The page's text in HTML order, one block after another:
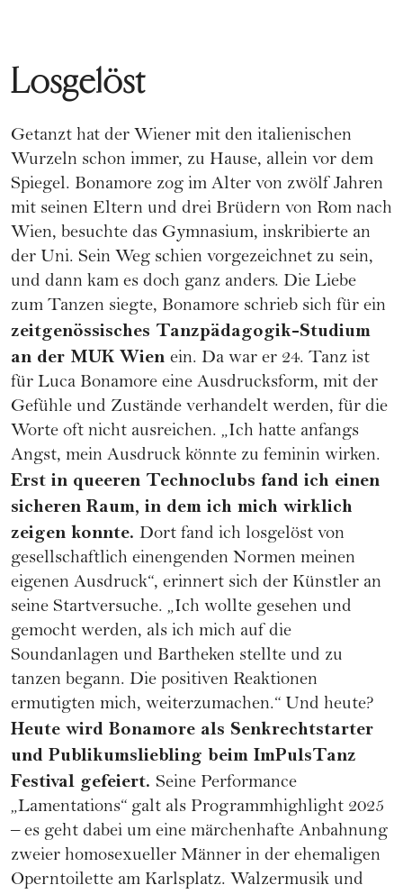
Losgelöst
Getanzt hat der Wiener mit den italienischen
Wurzeln schon immer, zu Hause, allein vor dem
Spiegel. Bonamore zog im Alter von zwölf Jahren
mit seinen Eltern und drei Brüdern von Rom nach
Wien, besuchte das Gymnasium, inskribierte an
der Uni. Sein Weg schien vorgezeichnet zu sein,
und dann kam es doch ganz anders. Die Liebe
zum Tanzen siegte, Bonamore schrieb sich für ein
zeitgenössisches Tanzpädagogik-Studium
an der MUK Wien ein. Da war er 24. Tanz ist
für Luca Bonamore eine Ausdrucksform, mit der
Gefühle und Zustände verhandelt werden, für die
Worte oft nicht ausreichen. „Ich hatte anfangs
Angst, mein Ausdruck könnte zu feminin wirken.
Erst in queeren Technoclubs fand ich einen
sicheren Raum, in dem ich mich wirklich
zeigen konnte. Dort fand ich losgelöst von
gesellschaftlich einengenden Normen meinen
eigenen Ausdruck“, erinnert sich der Künstler an
seine Startversuche. „Ich wollte gesehen und
gemocht werden, als ich mich auf die
Soundanlagen und Bartheken stellte und zu
tanzen begann. Die positiven Reaktionen
ermutigten mich, weiterzumachen.“ Und heute?
Heute wird Bonamore als Senkrechtstarter
und Publikumsliebling beim ImPulsTanz
Festival gefeiert. Seine Performance
„Lamentations“ galt als Programmhighlight 2025
– es geht dabei um eine märchenhafte Anbahnung
zweier homosexueller Männer in der ehemaligen
Operntoilette am Karlsplatz. Walzermusik und